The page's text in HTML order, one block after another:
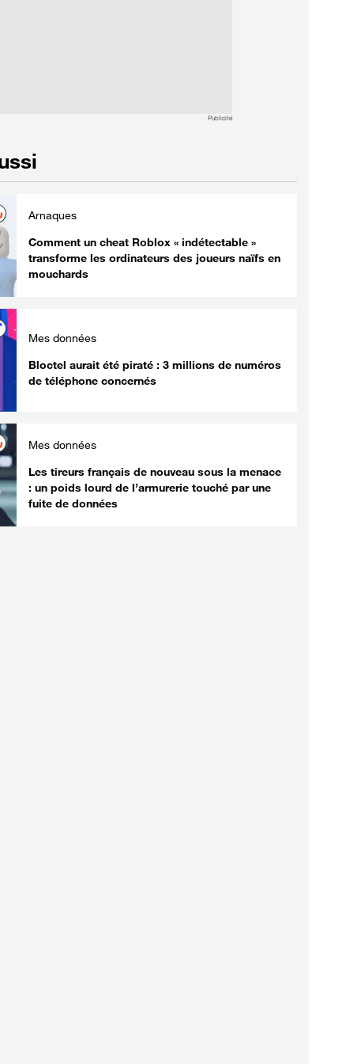
Publicité
Arnaques
Comment un cheat Roblox « indétectable »
transforme les ordinateurs des joueurs naïfs en
mouchards
Mes données
Bloctel aurait été piraté : 3 millions de numéros
de téléphone concernés
Mes données
Les tireurs français de nouveau sous la menace
: un poids lourd de l’armurerie touché par une
fuite de données